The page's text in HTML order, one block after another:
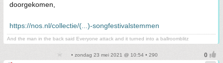
doorgekomen,
https://nos.nl/collectie/(...)-songfestivalstemmen
And the man in the back said Everyone attack and it turned into a ballroomblitz
• zondag 23 mei 2021 @ 10:54 • 290